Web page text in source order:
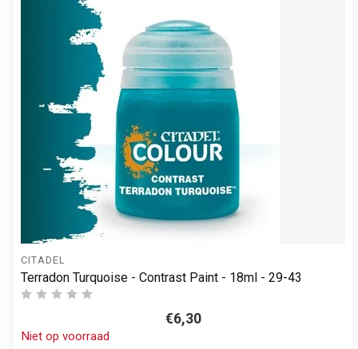
CITADEL
Terradon Turquoise - Contrast Paint - 18ml - 29-43
€6,30
Niet op voorraad